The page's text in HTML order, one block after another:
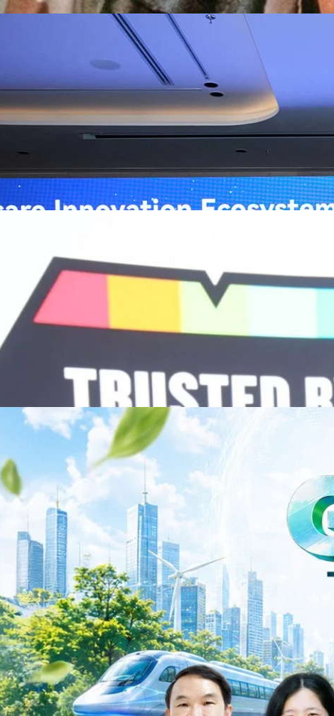
วงการสาธารณสุขไทยด้วย AI เปิดตัว 4 นวัตกรรมเปลี่ยน
การแพทย์ในประเทศไทย
หัวเว่ย จัดงาน “Huawei AI+ Healthcare Summit” ภายใต้งาน Huawei
2026 รวมผู้นำด้านนโยบายสาธารณสุข ผู้บริหารโรงพยาบาลชั้นนำ และ
ยและจีน ร่วมขับเคลื่อนอนาคตของระบบสาธารณสุขไทยด้วยนวัตกรรมและ
ะกาศความร่วมมือครั้งสำคัญเพื่อยกระดับ Healthcare Ecosystem ของ
ายปีเตอร์ จาง ประธานกลุ่มธุรกิจการศึกษาและสาธารณสุขต่างประเทศ บริษัท หัว
วถึงความมุ่งมั่นของหัวเว่ยในการสนับสนุนการเปลี่ยนผ่านสู่ยุคดิจิทัลของระบบ
งเทคโนโลยี AI ในการยกระดับคุณภาพการให้บริการทางการแพทย์ให้เข้าถึง
น ภายใต้แนวคิด “AI for Health, Health for All” “วันนี้ปัญญาประดิษฐ์กำลังเข้า
าธารณสุขอย่างรวดเร็ว หัวเว่ยมีประสบการณ์ตรงจากการพัฒนาแพลตฟอร์ม
าความร่วมมือระหว่างหัวเว่ยกับพันธมิตรไทยในวันนี้จะช่วยผลักดันวิสัยทัศน์…
เร่งเครื่อง New Growth Engine พร้อมจ่ายปันผล 0.10
จำกัด (มหาชน) หรือ SYNNEX โชว์ผลการดำเนินงานแข็งแกร่ง กำไรสุทธิ
รกของปี 2569 เติบโต 17.8% และ 17.7% จากช่วงเดียวกันของปีก่อน สูงกว่าการ
สำคัญ พร้อมประกาศจ่ายเงินปันผลระหว่างกาล 0.10 บาทต่อหุ้น โดยกำหนดวันที่
ที่ 19 สิงหาคม 2569 และกำหนดจ่ายเงินปันผลวันที่ 2 กันยายน 2569 นางสาวสุ
าที่บริหาร บริษัท ซินเน็ค (ประเทศไทย) จำกัด (มหาชน) เปิดเผยว่า ในช่วงครึ่งปี
Business Transformation อย่างต่อเนื่อง ผ่านการยกระดับจากผู้จัดจำหน่าย
Infrastructure Platform เพื่อรองรับการเติบโตของเศรษฐกิจ AI โดยมุ่งเพิ่ม
บคู่กับการขยายเครือข่ายพันธมิตรเทคโนโลยีระดับโลก…
TODAY เปิดเวทีใหญ่ SUSTAIN CITY: THE GREEN
วทางปรับตัวสู่เศรษฐกิจสีเขียวอย่างยั่งยืน
ำนักข่าว TODAY จัดงาน SUSTAIN CITY: THE GREEN TRANSITION เวทีแลก
ปลี่ยนผ่านสู่เศรษฐกิจและสังคมสีเขียว พร้อมนำเสนอแนวทางที่สามารถนำไป
ภาครัฐ ภาคธุรกิจ และผู้เชี่ยวชาญในหลากหลายสาขา ผ่านประเด็นสำคัญว่า
ไร ? เพื่อเดินหน้าสู่ความยั่งยืนและบรรลุเป้าหมาย Net Zero อย่างเป็นรูปธรรม
จ การเงิน และพลังงาน Green Transitioning: Shifting Systemพลิกโครงสร้าง
และเชื่อมโยงนโยบายกับเทคโนโลยี เพื่อขับเคลื่อนประเทศไทยสู่เศรษฐกิจสีเขียว
น วงศ์สวัสดิ์รองนายกรัฐมนตรีและรัฐมนตรีว่าการกระทรวงการอุดมศึกษา
รม Green Transitioning: Decarbonize Unlockร่วมสำรวจแนวทางที่ภาคธุรกิจ
ใช้เพื่อลดการปล่อยคาร์บอน และเดินหน้าสู่เป้าหมาย Net Zero พบกับ คุณปัณ
ะธานกรรมการบริหาร ฝ่ายวิศวกรรมโครงสร้างบริษัท…
days ago
Life SOCIAL MEDIA